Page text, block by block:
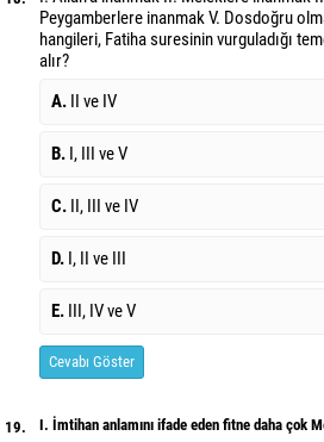
Peygamberlere inanmak V. Dosdoğru
hangileri, Fatiha suresinin vurguladığı
alır?
A. II ve IV
B. I, III ve V
C. II, III ve IV
D. I, II ve III
E. III, IV ve V
Cevabı Göster
19.
I. İmtihan anlamını ifade eden fitne daha çok